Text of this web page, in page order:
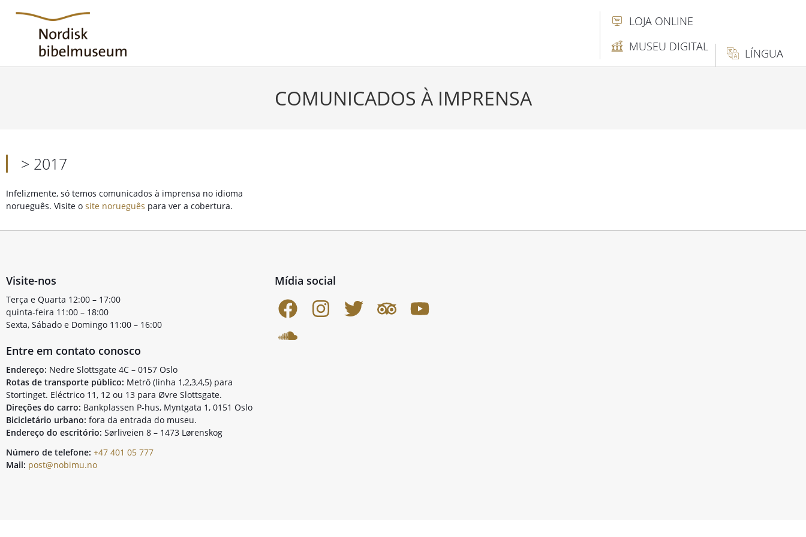
LOJA ONLINE
MUSEU DIGITAL
LÍNGUA
COMUNICADOS À IMPRENSA
> 2017
Infelizmente, só temos comunicados à imprensa no idioma
norueguês. Visite o site norueguês para ver a cobertura.
Visite-nos
Terça e Quarta 12:00 – 17:00
quinta-feira 11:00 – 18:00
Sexta, Sábado e Domingo 11:00 – 16:00
Entre em contato conosco
Endereço: Nedre Slottsgate 4C – 0157 Oslo
Rotas de transporte público: Metrô (linha 1,2,3,4,5) para
Stortinget. Eléctrico 11, 12 ou 13 para Øvre Slottsgate.
Direções do carro: Bankplassen P-hus, Myntgata 1, 0151 Oslo
Bicicletário urbano: fora da entrada do museu.
Endereço do escritório: Sørliveien 8 – 1473 Lørenskog
Número de telefone: +47 401 05 777
Mail: post@nobimu.no
Mídia social